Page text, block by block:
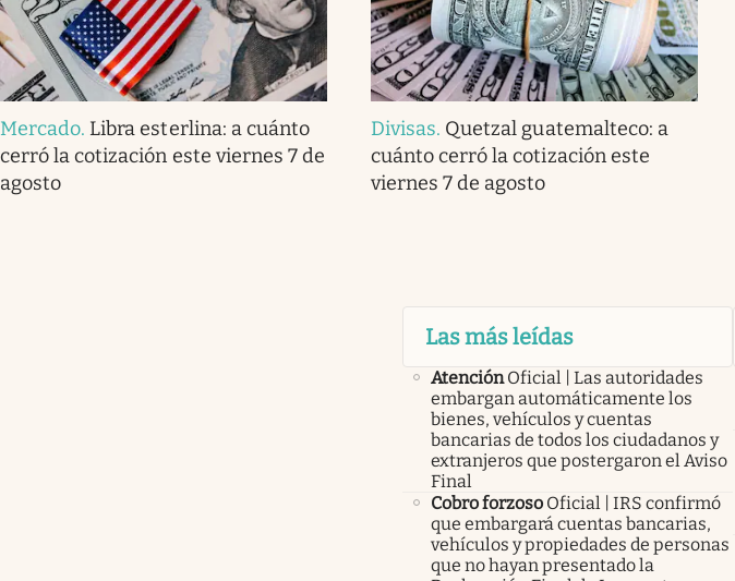
Mercado. Libra esterlina: a cuánto
cerró la cotización este viernes 7 de
agosto
Divisas. Quetzal guatemalteco: a
cuánto cerró la cotización este
viernes 7 de agosto
Las más leídas
Atención Oficial | Las autoridades
embargan automáticamente los
bienes, vehículos y cuentas
bancarias de todos los ciudadanos y
extranjeros que postergaron el Aviso
Final
Cobro forzoso Oficial | IRS confirmó
que embargará cuentas bancarias,
vehículos y propiedades de personas
que no hayan presentado la